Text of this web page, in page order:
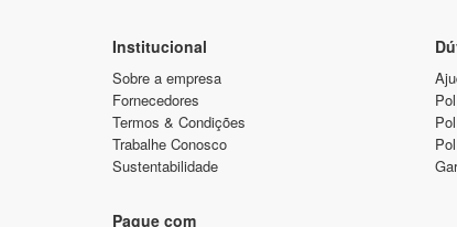
Institucional
Sobre a empresa
Fornecedores
Termos & Condições
Trabalhe Conosco
Sustentabilidade
Pague com